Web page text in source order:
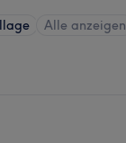
Alle anzeigen